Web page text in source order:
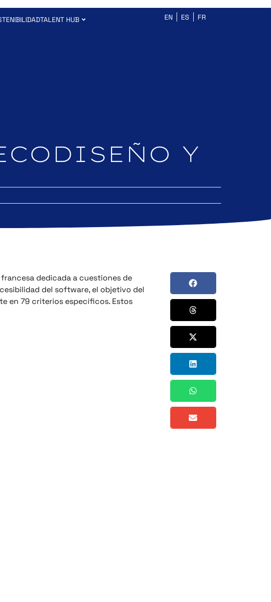
TALENT HUB EN ES FR
Y
francesa dedicada a cuestiones de
del software, el objetivo del
en 79 criterios específicos. Estos